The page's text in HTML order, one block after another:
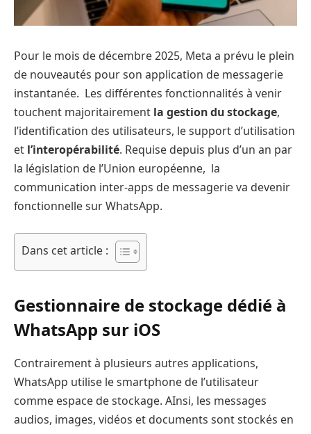
Pour le mois de décembre 2025, Meta a prévu le plein
de nouveautés pour son application de messagerie
instantanée. Les différentes fonctionnalités à venir
touchent majoritairement la gestion du stockage,
l’identification des utilisateurs, le support d’utilisation
et l’interopérabilité. Requise depuis plus d’un an par
la législation de l’Union européenne, la
communication inter-apps de messagerie va devenir
fonctionnelle sur WhatsApp.
Dans cet article :
Gestionnaire de stockage dédié à
WhatsApp sur iOS
Contrairement à plusieurs autres applications,
WhatsApp utilise le smartphone de l’utilisateur
comme espace de stockage. AInsi, les messages
audios, images, vidéos et documents sont stockés en